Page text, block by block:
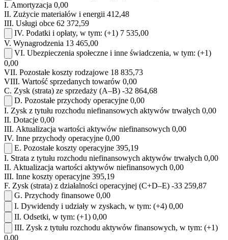
I. Amortyzacja 0,00
II. Zużycie materiałów i energii 412,48
III. Usługi obce 62 372,59
IV. Podatki i opłaty, w tym: (+1) 7 535,00
V. Wynagrodzenia 13 465,00
VI. Ubezpieczenia społeczne i inne świadczenia, w tym: (+1)
0,00
VII. Pozostałe koszty rodzajowe 18 835,73
VIII. Wartość sprzedanych towarów 0,00
C. Zysk (strata) ze sprzedaży (A–B) -32 864,68
D. Pozostałe przychody operacyjne 0,00
I. Zysk z tytułu rozchodu niefinansowych aktywów trwałych 0,00
II. Dotacje 0,00
III. Aktualizacja wartości aktywów niefinansowych 0,00
IV. Inne przychody operacyjne 0,00
E. Pozostałe koszty operacyjne 395,19
I. Strata z tytułu rozchodu niefinansowych aktywów trwałych 0,00
II. Aktualizacja wartości aktywów niefinansowych 0,00
III. Inne koszty operacyjne 395,19
F. Zysk (strata) z działalności operacyjnej (C+D–E) -33 259,87
G. Przychody finansowe 0,00
I. Dywidendy i udziały w zyskach, w tym: (+4) 0,00
II. Odsetki, w tym: (+1) 0,00
III. Zysk z tytułu rozchodu aktywów finansowych, w tym: (+1)
0,00